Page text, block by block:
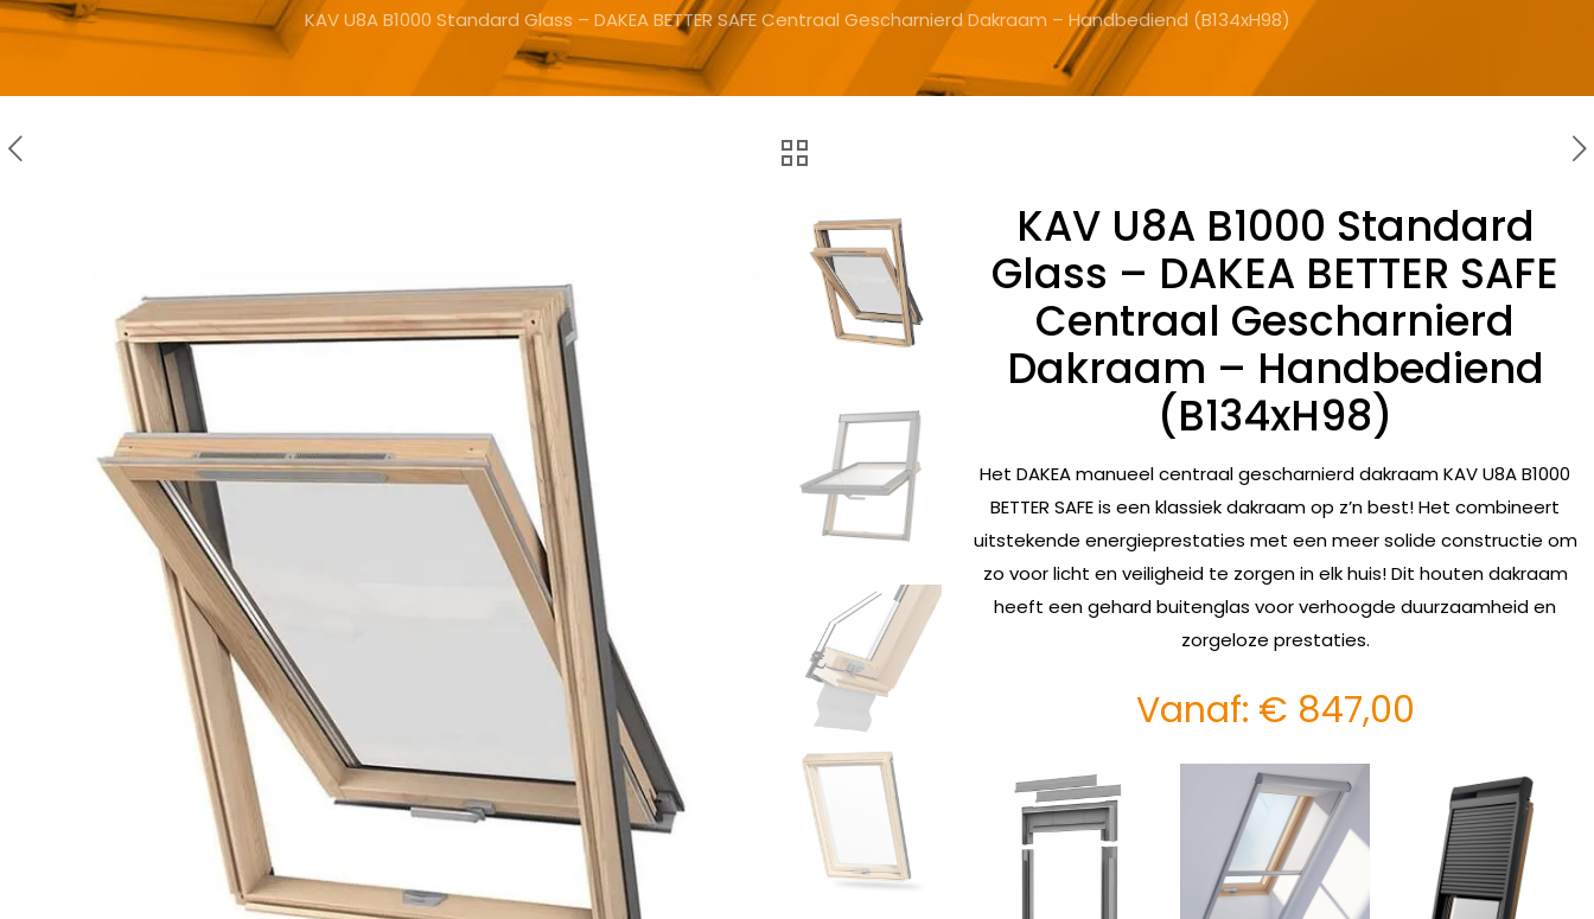
KAV U8A B1000 Standard Glass – DAKEA BETTER SAFE Centraal Gescharnierd Dakraam – Handbediend (B134xH98)
KAV U8A B1000 Standard
Glass – DAKEA BETTER SAFE
Centraal Gescharnierd
Dakraam – Handbediend
(B134xH98)
Het DAKEA manueel centraal gescharnierd dakraam KAV U8A B1000
BETTER SAFE is een klassiek dakraam op z’n best! Het combineert
uitstekende energieprestaties met een meer solide constructie om
zo voor licht en veiligheid te zorgen in elk huis! Dit houten dakraam
heeft een gehard buitenglas voor verhoogde duurzaamheid en
zorgeloze prestaties.
Vanaf: € 847,00